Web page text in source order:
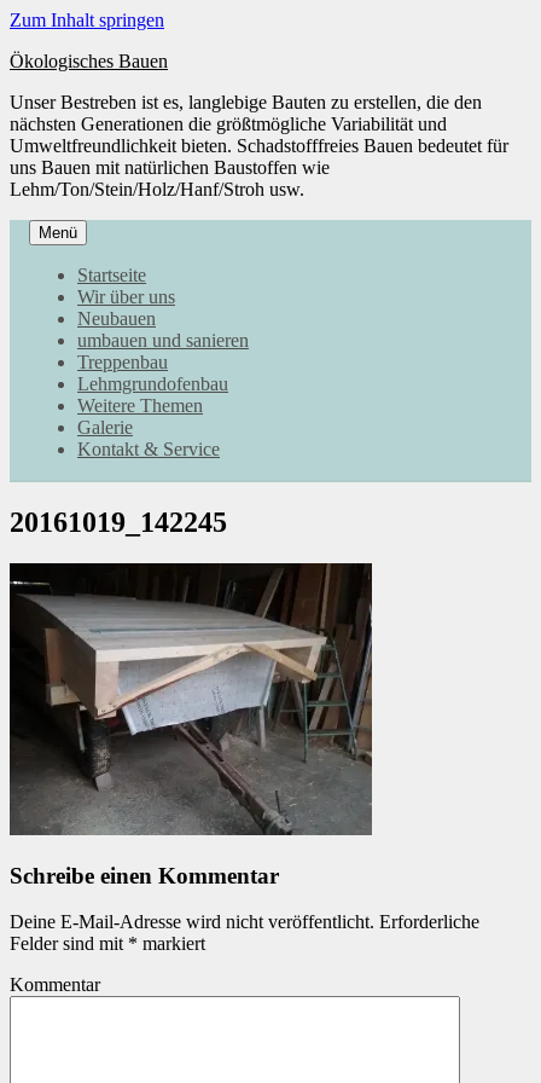
Zum Inhalt springen
Ökologisches Bauen
Unser Bestreben ist es, langlebige Bauten zu erstellen, die den
nächsten Generationen die größtmögliche Variabilität und
Umweltfreundlichkeit bieten. Schadstofffreies Bauen bedeutet für
uns Bauen mit natürlichen Baustoffen wie
Lehm/Ton/Stein/Holz/Hanf/Stroh usw.
Menü
Startseite
Wir über uns
Neubauen
umbauen und sanieren
Treppenbau
Lehmgrundofenbau
Weitere Themen
Galerie
Kontakt & Service
20161019_142245
Schreibe einen Kommentar
Deine E-Mail-Adresse wird nicht veröffentlicht. Erforderliche
Felder sind mit * markiert
Kommentar